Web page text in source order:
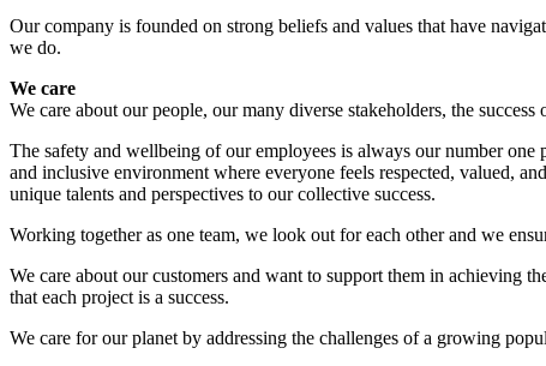
Our company is founded on strong beliefs and values that have
we do.
We care
We care about our people, our many diverse stakeholders, the
The safety and wellbeing of our employees is always our number one
and inclusive environment where everyone feels respected, valued,
unique talents and perspectives to our collective success.
Working together as one team, we look out for each other and we
We care about our customers and want to support them in achieving
that each project is a success.
We care for our planet by addressing the challenges of a growing